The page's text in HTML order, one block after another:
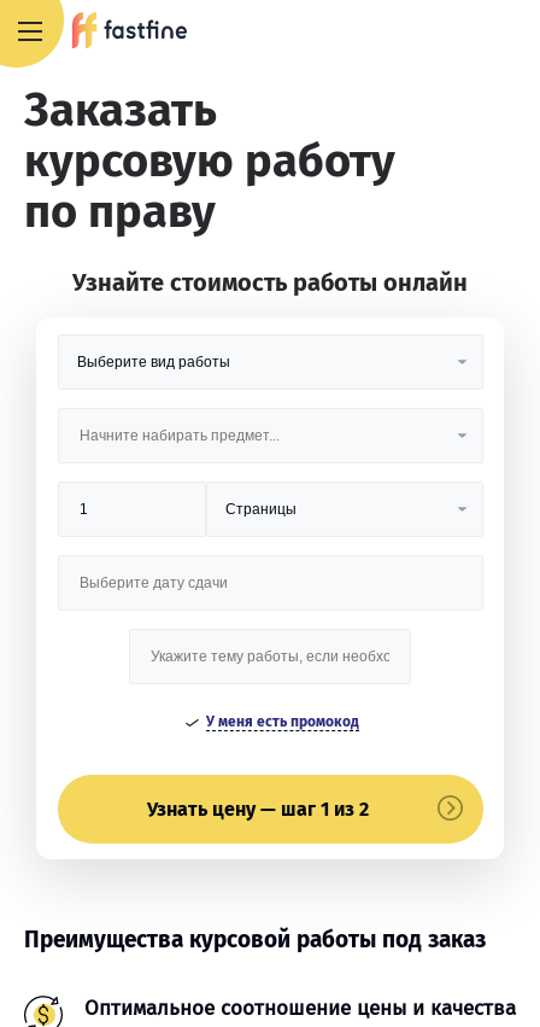
Заказать
курсовую работу
по праву
Узнайте стоимость работы онлайн
У меня есть промокод
Узнать цену — шаг 1 из 2
Преимущества курсовой работы под заказ
Оптимальное соотношение цены и качества